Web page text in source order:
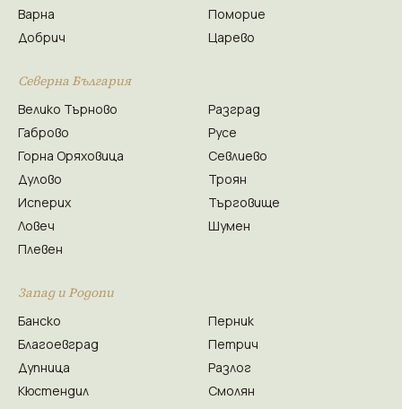
Варна
Добрич
Поморие
Царево
Северна България
Велико Търново
Габрово
Горна Оряховица
Дулово
Исперих
Ловеч
Плевен
Разград
Русе
Севлиево
Троян
Търговище
Шумен
Запад и Родопи
Банско
Благоевград
Дупница
Кюстендил
Перник
Петрич
Разлог
Смолян